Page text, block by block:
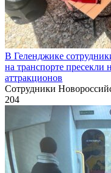
В Геленджике
на транспорте
аттракционов
Сотрудники
204